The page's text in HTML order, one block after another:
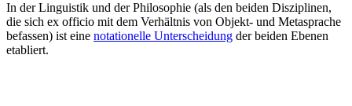
In der Linguistik und der Philosophie (als den beiden Disziplinen,
die sich ex officio mit dem Verhältnis von Objekt- und Metasprache
befassen) ist eine notationelle Unterscheidung der beiden Ebenen
etabliert.